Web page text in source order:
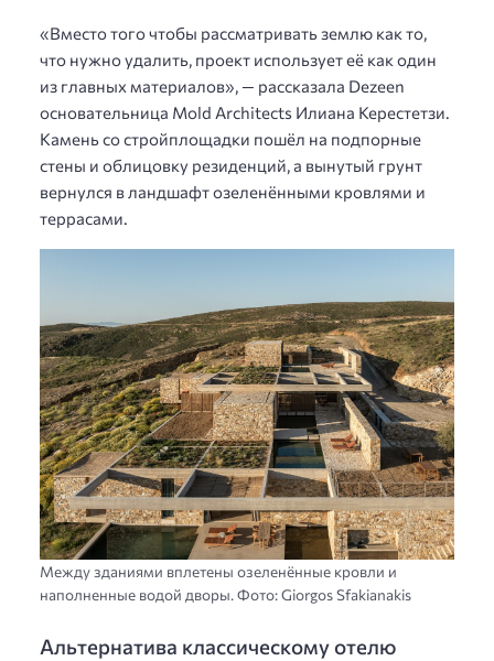
«Вместо того чтобы рассматривать землю как то,
что нужно удалить, проект использует её как один
из главных материалов», — рассказала Dezeen
основательница Mold Architects Илиана Керестетзи.
Камень со стройплощадки пошёл на подпорные
стены и облицовку резиденций, а вынутый грунт
вернулся в ландшафт озеленёнными кровлями и
террасами.
Между зданиями вплетены озеленённые кровли и
наполненные водой дворы. Фото: Giorgos Sfakianakis
Альтернатива классическому отелю